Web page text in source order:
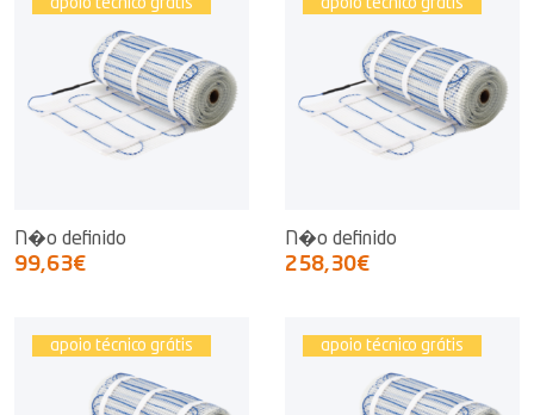
apoio técnico grátis
N�o definido
99,63€
apoio técnico grátis
N�o definido
258,30€
apoio técnico grátis apoio técnico grátis